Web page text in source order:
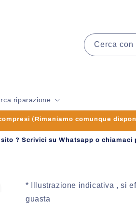
riparazione
Cerca con
(Rimaniamo comunque
? Scrivici su Whatsapp o chiamaci
* Illustrazione indicativa , si
guasta